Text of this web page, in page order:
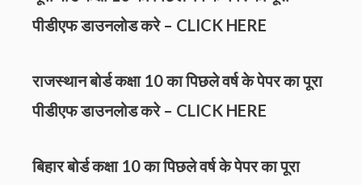
पीडीएफ डाउनलोड करे – CLICK HERE
राजस्थान बोर्ड कक्षा 10 का पिछले वर्ष के पेपर का पूरा
पीडीएफ डाउनलोड करे – CLICK HERE
बिहार बोर्ड कक्षा 10 का पिछले वर्ष के पेपर का पूरा